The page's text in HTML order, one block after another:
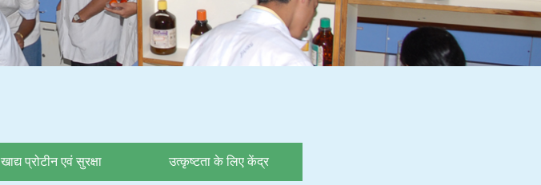
खाद्य प्रोटीन एवं सुरक्षा उत्कृष्टता के लिए केंद्र